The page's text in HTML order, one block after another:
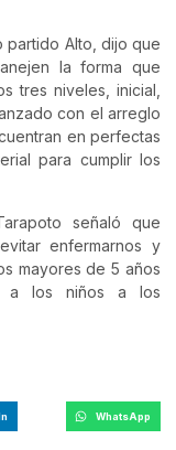
partido Alto, dijo que
la forma que
tres niveles, inicial,
con el arreglo
en perfectas
para cumplir los
señaló que
enfermarnos y
mayores de 5 años
a los niños a los
WhatsApp